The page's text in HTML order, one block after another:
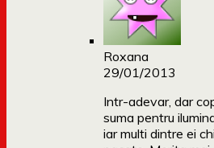
Roxana
29/01/2013
Intr-adevar, dar
suma pentru
iar multi dintre ei